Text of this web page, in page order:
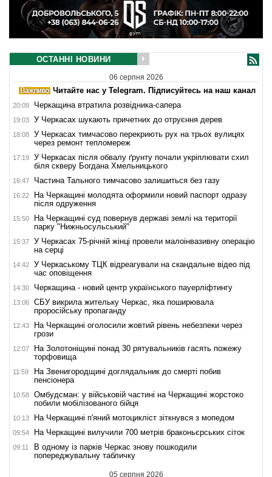
ОСТАННІ НОВИНИ
06 серпня 2026
Читайте нас у Telegram. Підписуйтесь на наш канал
20:09 Черкащина втратила розвідника-сапера
19:03 У Черкасах шукають причетних до отруєння дерев
18:08
У Черкасах тимчасово перекриють рух на трьох вулицях
через ремонт тепломереж
17:19
У Черкасах після обвалу ґрунту почали укріплювати схил
біля скверу Богдана Хмельницького
16:47 Частина Тального тимчасово залишиться без газу
16:22
На Черкащині молодята оформили новий паспорт одразу
після одруження
15:50
На Черкащині суд повернув державі землі на території
парку "Нижньосульський"
15:37
У Черкасах 75-річній жінці провели малоінвазивну операцію
на серці
14:42
У Черкаському ТЦК відреагували на скандальне відео під
час оповіщення
14:30 Черкащина - новий центр українського пауерліфтингу
13:06
СБУ викрила жительку Черкас, яка поширювала
проросійську пропаганду
12:43
На Черкащині оголосили жовтий рівень небезпеки через
грози
12:07
На Золотоніщині понад 30 рятувальників гасять пожежу
торфовища
11:59
На Звенигородщині доглядальник до смерті побив
пенсіонера
10:58
Омбудсман: у військовій частині на Черкащині жорстоко
побили мобілізованого бійця
10:13 На Черкащині п'яний мотоцикліст зіткнувся з мопедом
09:54 На Черкащині вилучили 700 метрів браконьєрських сіток
09:11
В одному із парків Черкас знову пошкодили
попереджувальну табличку
05 серпня 2026